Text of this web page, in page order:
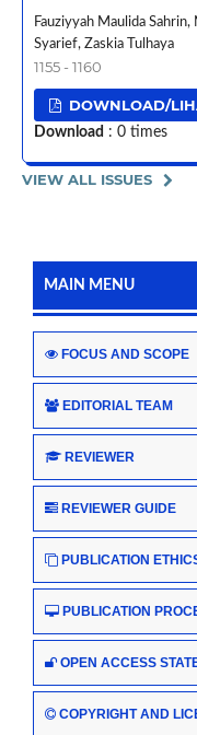
Fauziyyah Maulida
Syarief, Zaskia Tulhaya
1155 - 1160
DOWNLOAD/
Download : 0 times
VIEW ALL ISSUES
MAIN MENU
FOCUS AND SCOPE
EDITORIAL TEAM
REVIEWER
REVIEWER GUIDE
PUBLICATION
PUBLICATION
OPEN ACCESS
COPYRIGHT AND